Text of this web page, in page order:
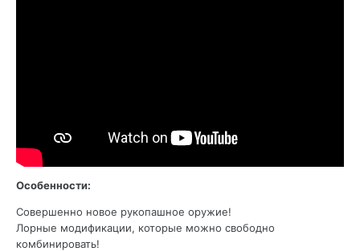
Особенности:
Совершенно новое рукопашное оружие!
Лорные модификации, которые можно свободно
комбинировать!